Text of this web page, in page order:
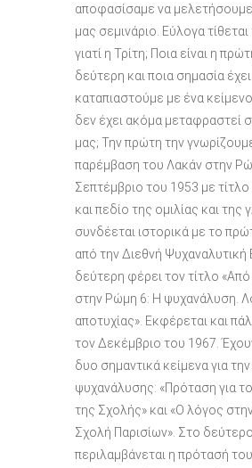
αποφασίσαμε να
μας σεμινάριο. Εύλογα
γιατί η Τρίτη; Ποια είναι η
δεύτερη και ποια σημασία
καταπιαστούμε με ένα
δεν έχει ακόμα μεταφραστεί
μας; Την πρώτη την
παρέμβαση του Λακάν στην
Σεπτέμβριο του 1953 με τίτλο
και πεδίο της ομιλίας και της
συνδέεται ιστορικά με το
από την Διεθνή Ψυχαναλυτική
δεύτερη φέρει τον τίτλο
στην Ρώμη 6: Η ψυχανάλυση.
αποτυχίας». Εκφέρεται και
τον Δεκέμβριο του 1967.
δυο σημαντικά κείμενα για
ψυχανάλυσης: «Πρόταση για
της Σχολής» και «Ο λόγος
Σχολή Παρισίων». Στο
περιλαμβάνεται η πρότασή